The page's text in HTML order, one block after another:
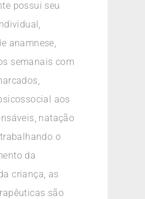
possui seu
anamnese,
semanais com
aos
natação
o
da
criança, as
são